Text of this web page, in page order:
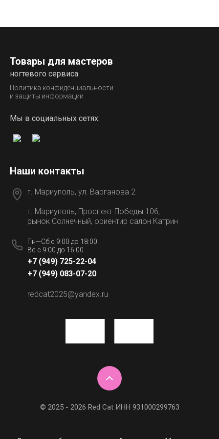
Товары для мастеров
ногтевого сервиса
Политика конфиденциальности
и защиты информации
Мы в социальных сетях:
Наши контакты
г. Мариуполь, ул. Варганова 2
г. Мариуполь, Проспект Победы 106,
рынок Солнечный, ориентир салон Катрин
Пн—Сб с 9:00 до 18:00
Вс с 9:00 до 16:00
+7 (949) 725-22-04
+7 (949) 083-07-20
redcat2025@yandex.ru
© 2025 - 2026 Red Cat ИНН 931000299763